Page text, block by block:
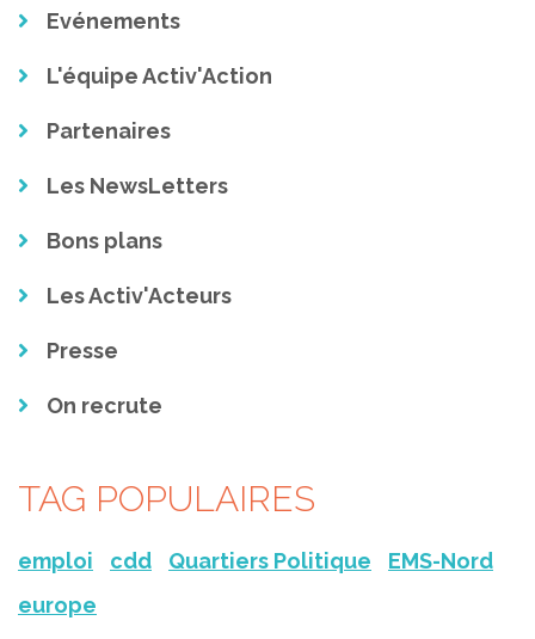
Evénements
L'équipe Activ'Action
Partenaires
Les NewsLetters
Bons plans
Les Activ'Acteurs
Presse
On recrute
TAG POPULAIRES
emploi cdd Quartiers Politique
EMS-Nord
europe